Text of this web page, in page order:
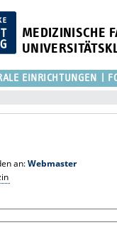
MEDIZINISCHE
EINRICHTUNGEN
an:Webmaster